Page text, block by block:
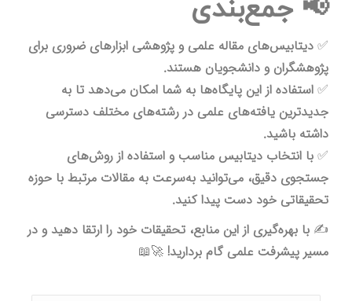
📢 جمع‌بندی
✅ دیتابیس‌های مقاله علمی و پژوهشی ابزارهای ضروری برای
پژوهشگران و دانشجویان هستند.
✅ استفاده از این پایگاه‌ها به شما امکان می‌دهد تا به
جدیدترین یافته‌های علمی در رشته‌های مختلف دسترسی
داشته باشید.
✅ با انتخاب دیتابیس مناسب و استفاده از روش‌های
جستجوی دقیق، می‌توانید به‌سرعت به مقالات مرتبط با حوزه
تحقیقاتی خود دست پیدا کنید.
✍️ با بهره‌گیری از این منابع، تحقیقات خود را ارتقا دهید و در
مسیر پیشرفت علمی گام بردارید! 🚀📖